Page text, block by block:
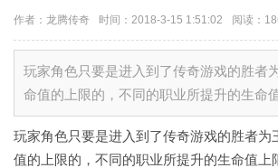
作者： 龙腾传奇 时间：2018-3-15 1:51:02 阅读：
玩家角色只要是进入到了传奇游戏的胜者
命值的上限的，不同的职业所提升的生
玩家角色只要是进入到了传奇游戏的胜者
值的上限的，不同的职业所提升的生命值